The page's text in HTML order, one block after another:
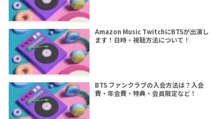
Amazon Music TwitchにBTSが出演し
ます！日時・視聴方法について！
BTS ファンクラブの入会方法は？入会
費・年会費・特典・会員限定など！